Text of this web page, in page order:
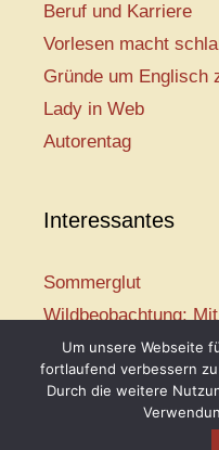
Beruf und Karriere
Vorlesen macht
Gründe um Englisch
Lady in Web
Autorentag
Interessantes
Sommerglut
Wildbeobachtung:
Mir ist so heiß
Mission:
Vogelwelt-
Um unsere Webseite
fortlaufend verbessern
Durch die weitere